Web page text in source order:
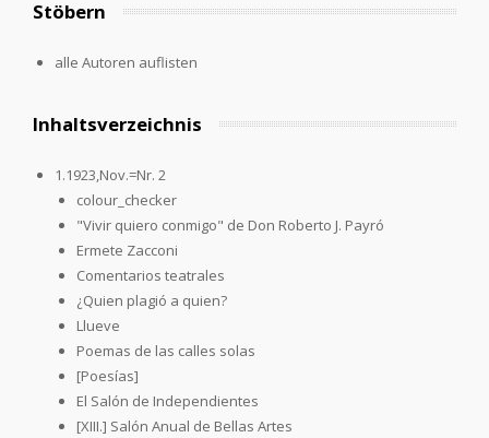
Stöbern
alle Autoren auflisten
Inhaltsverzeichnis
1.1923,Nov.=Nr. 2
colour_checker
"Vivir quiero conmigo" de Don Roberto J. Payró
Ermete Zacconi
Comentarios teatrales
¿Quien plagió a quien?
Llueve
Poemas de las calles solas
[Poesías]
El Salón de Independientes
[XIII.] Salón Anual de Bellas Artes